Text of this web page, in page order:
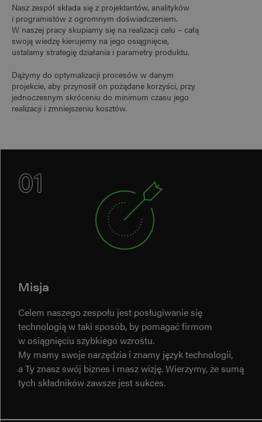
Nasz zespół składa się z projektantów, analityków
i programistów z ogromnym doświadczeniem.
W naszej pracy skupiamy się na realizacji celu – całą
swoją wiedzę kierujemy na jego osiągnięcie,
ustalamy strategię działania i parametry produktu.
Dążymy do optymalizacji procesów w danym
projekcie, aby przynosił on pożądane korzyści, przy
jednoczesnym skróceniu do minimum czasu jego
realizacji i zmniejszeniu kosztów.
01
Misja
Celem naszego zespołu jest posługiwanie się
technologią w taki sposób, by pomagać firmom
w osiągnięciu szybkiego wzrostu.
My mamy swoje narzędzia i znamy język technologii,
a Ty znasz swój biznes i masz wizję. Wierzymy, że sumą
tych składników zawsze jest sukces.